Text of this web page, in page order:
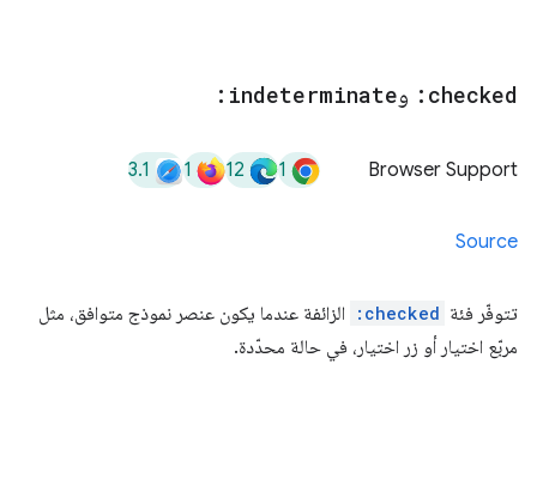
:checked و:indeterminate
Browser Support
1
12
1
3.1
Source
تتوفّر فئة :checked
الزائفة عندما يكون عنصر نموذج متوافق، مثل
مربّع اختيار أو زر اختيار، في حالة محدّدة.